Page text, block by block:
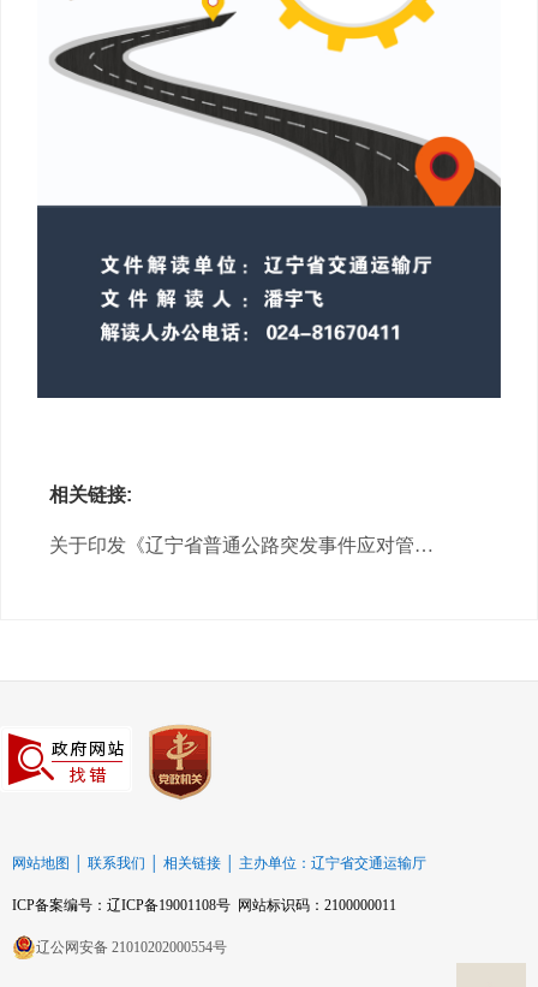
相关链接:
关于印发《辽宁省普通公路突发事件应对管理办法(暂行)》的通知
网站地图 联系我们 相关链接 主办单位：辽宁省交通运输厅
ICP备案编号：辽ICP备19001108号 网站标识码：2100000011
辽公网安备 21010202000554号